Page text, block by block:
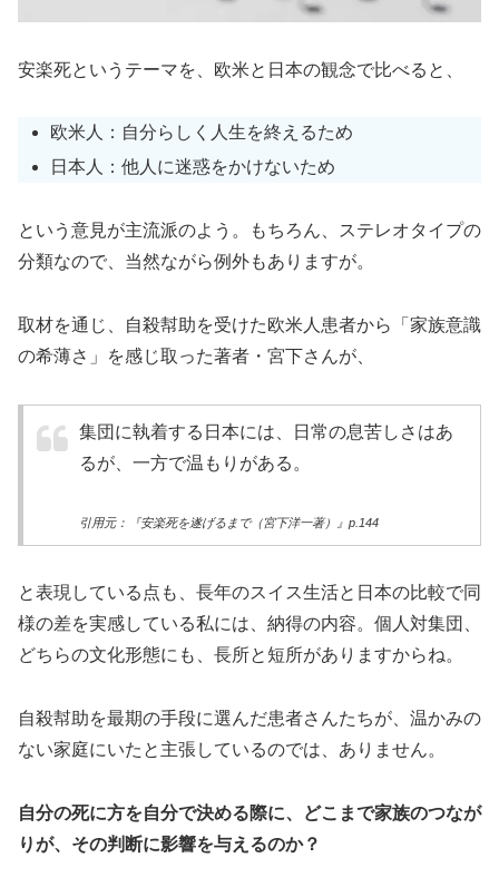
安楽死というテーマを、欧米と日本の観念で比べると、
欧米人：自分らしく人生を終えるため
日本人：他人に迷惑をかけないため
という意見が主流派のよう。もちろん、ステレオタイプの
分類なので、当然ながら例外もありますが。
取材を通じ、自殺幇助を受けた欧米人患者から「家族意識
の希薄さ」を感じ取った著者・宮下さんが、
集団に執着する日本には、日常の息苦しさはあ
るが、一方で温もりがある。
引用元：『安楽死を遂げるまで（宮下洋一著）』p.144
と表現している点も、長年のスイス生活と日本の比較で同
様の差を実感している私には、納得の内容。個人対集団、
どちらの文化形態にも、長所と短所がありますからね。
自殺幇助を最期の手段に選んだ患者さんたちが、温かみの
ない家庭にいたと主張しているのでは、ありません。
自分の死に方を自分で決める際に、どこまで家族のつなが
りが、その判断に影響を与えるのか？